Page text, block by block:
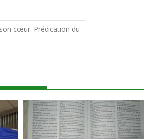
cœur. Prédication du